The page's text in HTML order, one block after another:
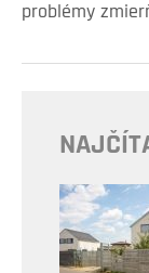
problémy